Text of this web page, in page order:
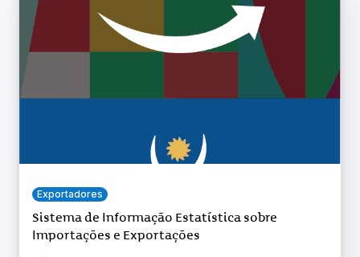
Exportadores
Sistema de Informação Estatística sobre
Importações e Exportações